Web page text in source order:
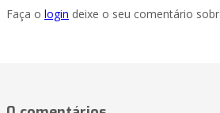
Faça o login deixe o seu comentário